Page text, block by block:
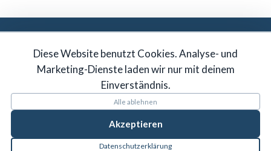
JETZT BEWERBEN
Diese Website benutzt Cookies. Analyse- und
Marketing-Dienste laden wir nur mit deinem
Einverständnis.
Alle ablehnen
Akzeptieren
Datenschutzerklärung